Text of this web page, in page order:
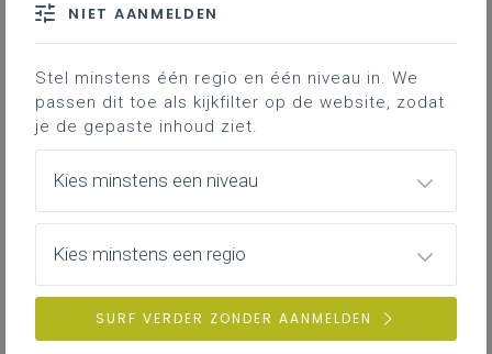
NIET AANMELDEN
Stel minstens één regio en één niveau in. We
passen dit toe als kijkfilter op de website, zodat
je de gepaste inhoud ziet.
Kies minstens een niveau
Kies minstens een regio
SURF VERDER ZONDER AANMELDEN